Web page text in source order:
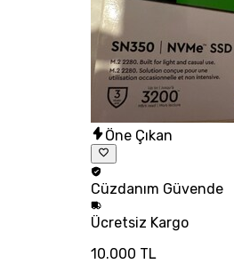
Öne Çıkan
Cüzdanım Güvende
Ücretsiz Kargo
10.000 TL